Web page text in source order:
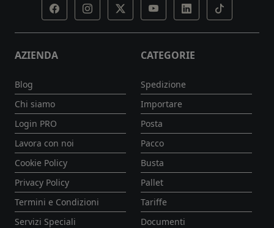
AZIENDA
Blog
Chi siamo
Login PRO
Lavora con noi
Cookie Policy
Privacy Policy
Termini e Condizioni
Servizi Speciali
CATEGORIE
Spedizione
Importare
Posta
Pacco
Busta
Pallet
Tariffe
Documenti